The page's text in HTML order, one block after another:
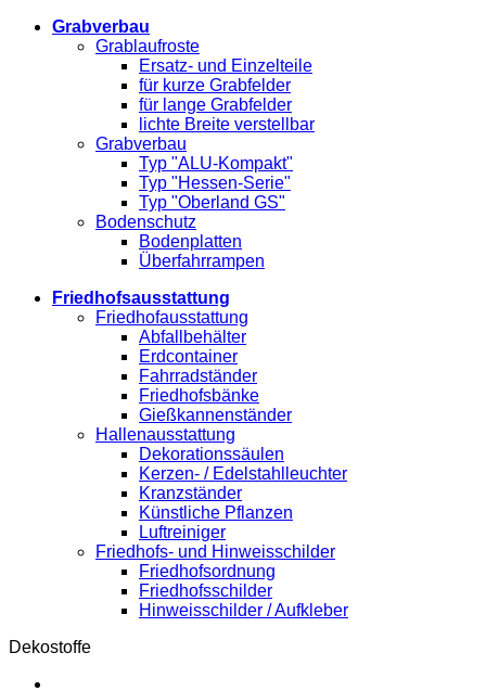
Grabverbau
Grablaufroste
Ersatz- und Einzelteile
für kurze Grabfelder
für lange Grabfelder
lichte Breite verstellbar
Grabverbau
Typ "ALU-Kompakt"
Typ "Hessen-Serie"
Typ "Oberland GS"
Bodenschutz
Bodenplatten
Überfahrrampen
Friedhofsausstattung
Friedhofausstattung
Abfallbehälter
Erdcontainer
Fahrradständer
Friedhofsbänke
Gießkannenständer
Hallenausstattung
Dekorationssäulen
Kerzen- / Edelstahlleuchter
Kranzständer
Künstliche Pflanzen
Luftreiniger
Friedhofs- und Hinweisschilder
Friedhofsordnung
Friedhofsschilder
Hinweisschilder / Aufkleber
Dekostoffe